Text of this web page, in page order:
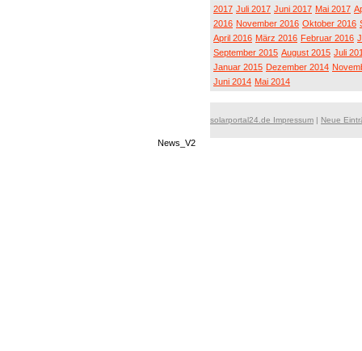
2017 Juli 2017 Juni 2017 Mai 2017
2016 November 2016 Oktober 2016
April 2016 März 2016 Februar 2016
September 2015 August 2015 Juli
Januar 2015 Dezember 2014
Juni 2014 Mai 2014
solarportal24.de Impressum | Neue
News_V2